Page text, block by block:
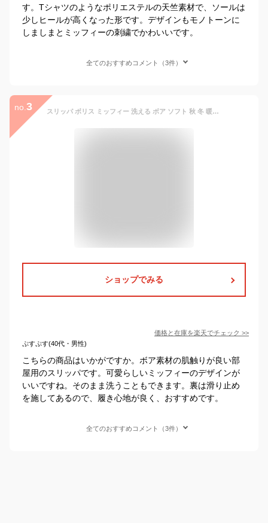
す。Tシャツのようなポリエステルの天竺素材で、ソールは
少しヒールが高くなった形です。デザインもモノトーンに
しましまとミッフィーの刺繍でかわいいです。
全てのおすすめコメント（3件）
no. 3 スリッパ ボリス ミッフィー 洗える ボア ソフト 秋 冬 暖かい かわいい 室内 ルームシューズ 送料無料 1足
ショップでみる
価格と在庫を楽天でチェック >>
ぷすぷす(40代・男性)
こちらの商品はいかがですか。ボア素材の肌触りが良い部
屋用のスリッパです。可愛らしいミッフィーのデザインが
いいですね。そのまま洗うこともできます。裏は滑り止め
を施してあるので、履き心地が良く、おすすめです。
全てのおすすめコメント（3件）